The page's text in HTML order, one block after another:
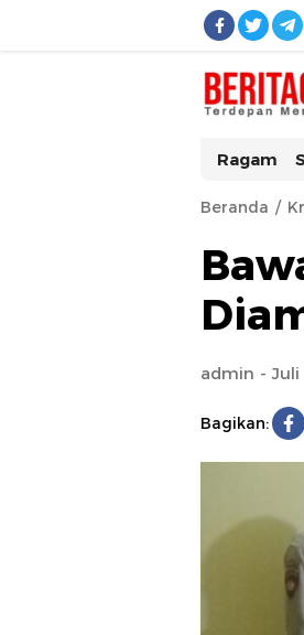
bestnews
Ragam
Beranda
admin - Juli
Bagikan: